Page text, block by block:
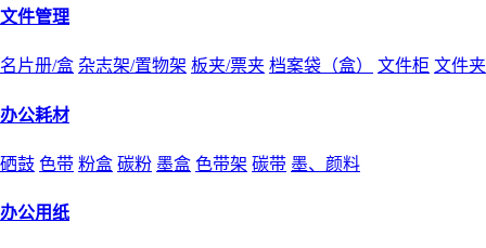
文件管理
名片册/盒 杂志架/置物架 板夹/票夹 档案袋（盒） 文件柜 文件
办公耗材
硒鼓 色带 粉盒 碳粉 墨盒 色带架 碳带 墨、颜料
办公用纸